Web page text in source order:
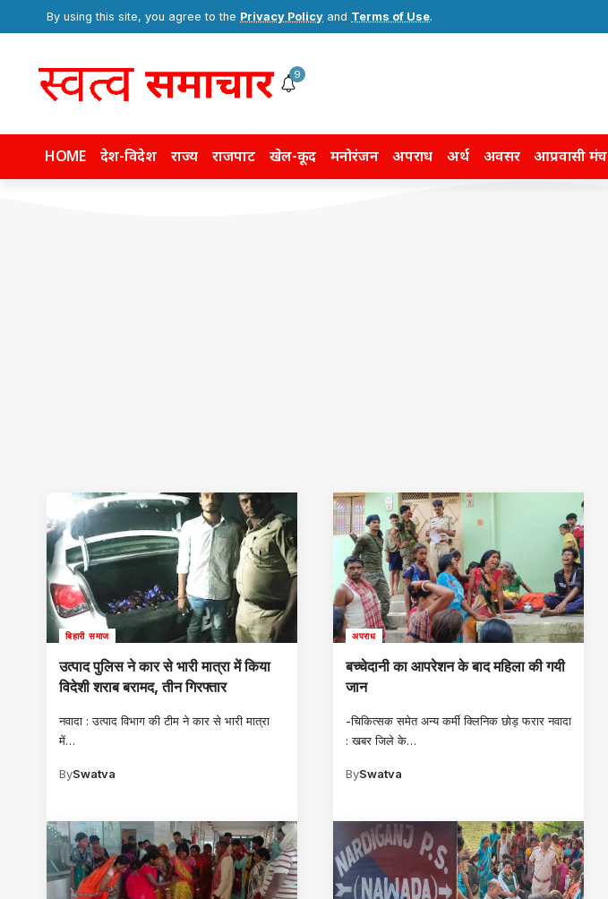
By using this site, you agree to the Privacy Policy and Terms of Use.
9
HOME देश-विदेश राज्य राजपाट खेल-कूद मनोरंजन अपराध अर्थ अवसर आप्रवासी मंच
बिहारी समाज
उत्पाद पुलिस ने कार से भारी मात्रा में किया
विदेशी शराब बरामद, तीन गिरफ्तार
नवादा : उत्पाद विभाग की टीम ने कार से भारी मात्रा
में…
BySwatva
अपराध
बच्चेदानी का आपरेशन के बाद महिला की गयी
जान
-चिकित्सक समेत अन्य कर्मी क्लिनिक छोड़ फरार नवादा
: खबर जिले के…
BySwatva